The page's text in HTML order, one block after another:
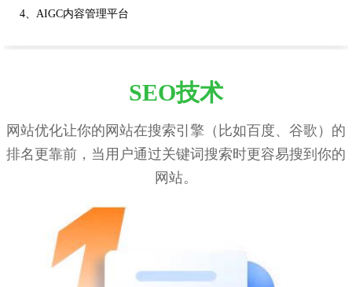
4、AIGC内容管理平台
SEO技术
网站优化让你的网站在搜索引擎（比如百度、谷歌）的
排名更靠前，当用户通过关键词搜索时更容易搜到你的
网站。